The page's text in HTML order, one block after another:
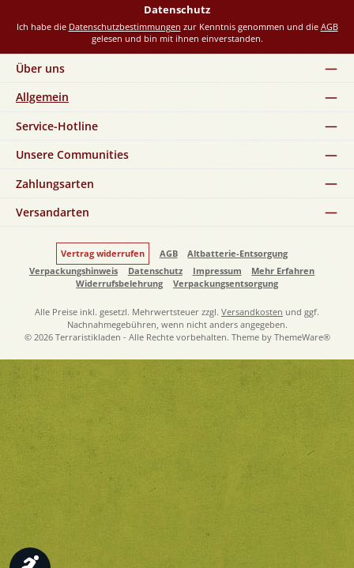
Werkzeugleiste anzeigen
Datenschutz
Ich habe die Datenschutzbestimmungen zur Kenntnis genommen und die AGB
gelesen und bin mit ihnen einverstanden.
Über uns
Allgemein
Service-Hotline
Unsere Communities
Zahlungsarten
Versandarten
Vertrag widerrufen AGB
Altbatterie-Entsorgung
Verpackungshinweis
Datenschutz Impressum
Mehr Erfahren
Widerrufsbelehrung
Verpackungsentsorgung
Alle Preise inkl. gesetzl. Mehrwertsteuer zzgl. Versandkosten und ggf.
Nachnahmegebühren, wenn nicht anders angegeben.
© 2026 Terraristikladen - Alle Rechte vorbehalten. Theme by ThemeWare®